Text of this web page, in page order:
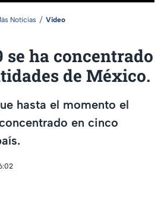
Noticias Video
se ha concentrado
de México.
hasta el momento el
en cinco